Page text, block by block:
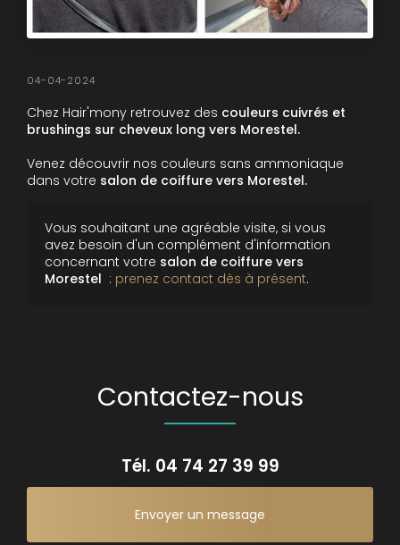
04-04-2024
Chez Hair'mony retrouvez des couleurs cuivrés et
brushings sur cheveux long vers Morestel.
Venez découvrir nos couleurs sans ammoniaque
dans votre salon de coiffure vers Morestel.
Vous souhaitant une agréable visite, si vous
avez besoin d'un complément d'information
concernant votre salon de coiffure vers
Morestel : prenez contact dès à présent.
Contactez-nous
Tél. 04 74 27 39 99
Envoyer un message